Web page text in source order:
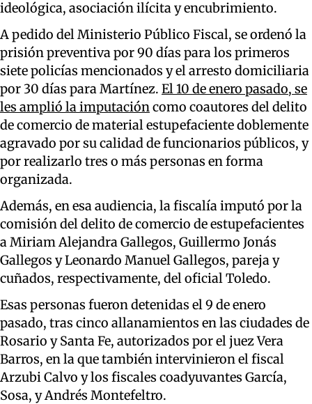
ideológica, asociación ilícita y encubrimiento.
A pedido del Ministerio Público Fiscal, se ordenó la
prisión preventiva por 90 días para los primeros
siete policías mencionados y el arresto domiciliaria
por 30 días para Martínez. El 10 de enero pasado, se
les amplió la imputacióncomo coautores del delito
de comercio de material estupefaciente doblemente
agravado por su calidad de funcionarios públicos, y
por realizarlo tres o más personas en forma
organizada.
Además, en esa audiencia, la fiscalía imputó por la
comisión del delito de comercio de estupefacientes
a Miriam Alejandra Gallegos, Guillermo Jonás
Gallegos y Leonardo Manuel Gallegos, pareja y
cuñados, respectivamente, del oficial Toledo.
Esas personas fueron detenidas el 9 de enero
pasado, tras cinco allanamientos en las ciudades de
Rosario y Santa Fe, autorizados por el juez Vera
Barros, en la que también intervinieron el fiscal
Arzubi Calvo y los fiscales coadyuvantes García,
Sosa, y Andrés Montefeltro.